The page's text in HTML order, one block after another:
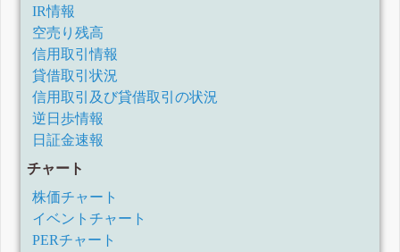
IR情報
空売り残高
信用取引情報
貸借取引状況
信用取引及び貸借取引の状況
逆日歩情報
日証金速報
チャート
株価チャート
イベントチャート
PERチャート